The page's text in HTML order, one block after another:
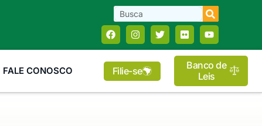
FALE CONOSCO Filie-se
Banco de
Leis